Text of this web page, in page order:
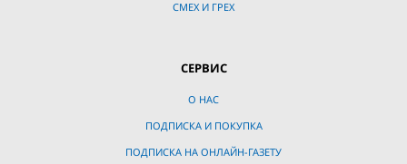
СМЕХ И ГРЕХ
СЕРВИС
О НАС
ПОДПИСКА И ПОКУПКА
ПОДПИСКА НА ОНЛАЙН-ГАЗЕТУ